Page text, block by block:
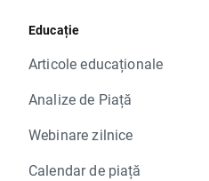
Educație
Articole educaționale
Analize de Piață
Webinare zilnice
Calendar de piață